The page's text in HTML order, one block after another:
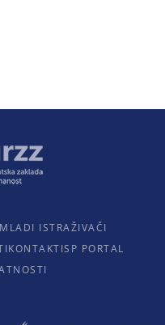
MLADI ISTRAŽIVAČI
KONTAKTISP PORTAL